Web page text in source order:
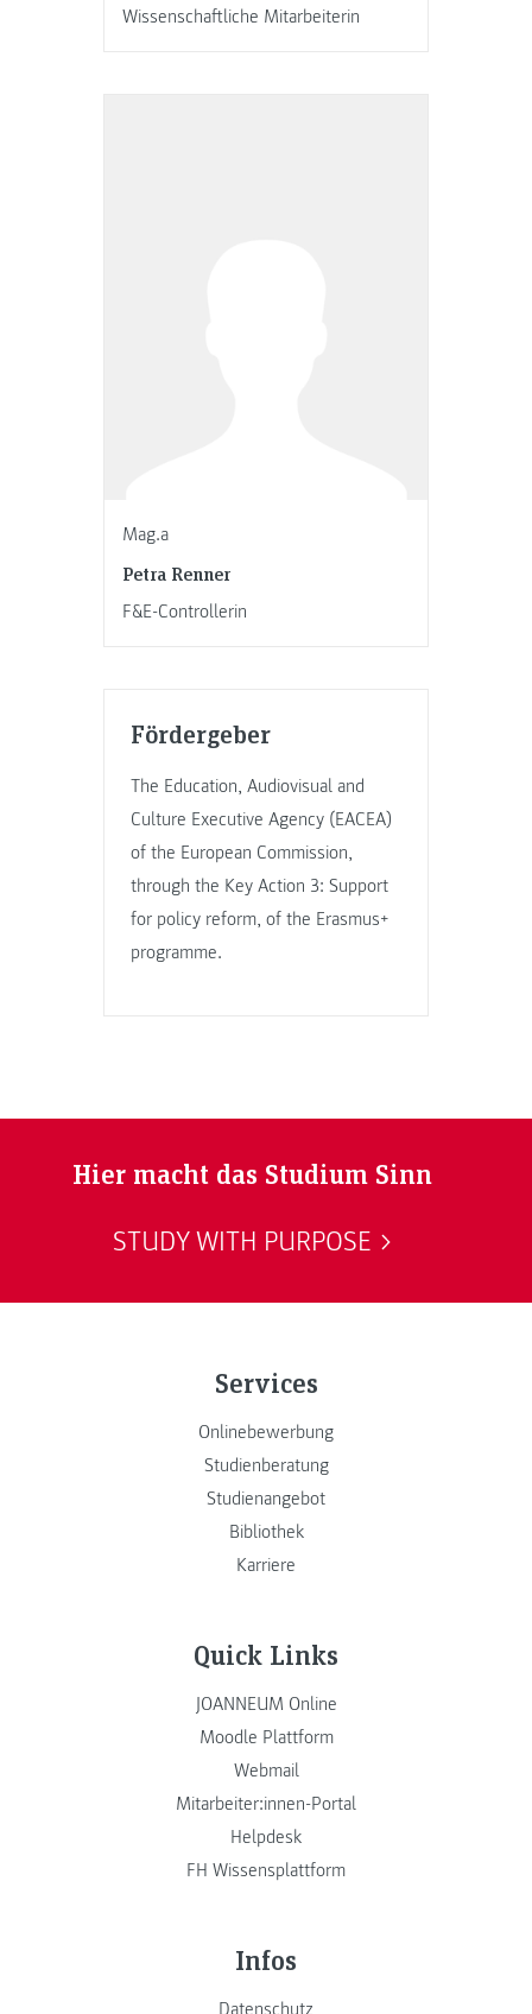
Wissenschaftliche Mitarbeiterin
Mag.a
Petra Renner
F&E-Controllerin
Fördergeber
The Education, Audiovisual and
Culture Executive Agency (EACEA)
of the European Commission,
through the Key Action 3: Support
for policy reform, of the Erasmus+
programme.
Hier macht das Studium Sinn
STUDY WITH PURPOSE
Services
Onlinebewerbung
Studienberatung
Studienangebot
Bibliothek
Karriere
Quick Links
JOANNEUM Online
Moodle Plattform
Webmail
Mitarbeiter:innen-Portal
Helpdesk
FH Wissensplattform
Infos